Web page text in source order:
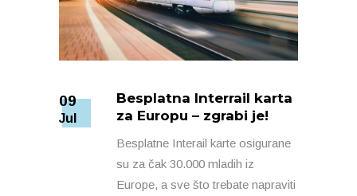
09
Jul
Besplatna Interrail karta
za Europu – zgrabi je!
Besplatne Interail karte osigurane
su za čak 30.000 mladih iz
Europe, a sve što trebate napraviti